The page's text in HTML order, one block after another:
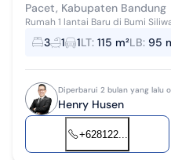
Pacet, Kabupaten Bandung
Rumah 1 lantai Baru di Bumi
0812*2225*2070-tanyahenryaja*com<<< Informasi
Siliwangi Lt 115 / LB...
3 1 1LT: 115 m²LB: 95
Diperbarui 2 bulan yang lalu
Henry Husen
+628122...